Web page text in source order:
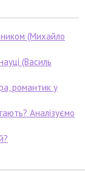
(Михайло
(Василь
романтик у
Аналізуємо